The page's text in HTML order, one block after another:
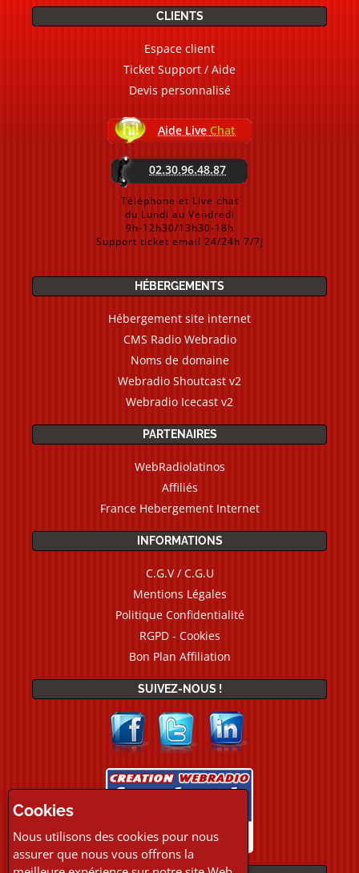
CLIENTS
Espace client
Ticket Support / Aide
Devis personnalisé
Aide Live Chat
02.30.96.48.87
Téléphone et Live chat
du Lundi au Vendredi
9h-12h30/13h30-18h
Support ticket email 24/24h 7/7j
HÉBERGEMENTS
Hébergement site internet
CMS Radio Webradio
Noms de domaine
Webradio Shoutcast v2
Webradio Icecast v2
PARTENAIRES
WebRadiolatinos
Affiliés
France Hebergement Internet
INFORMATIONS
C.G.V / C.G.U
Mentions Légales
Politique Confidentialité
RGPD - Cookies
Bon Plan Affiliation
SUIVEZ-NOUS !
Cookies
Nous utilisons des cookies pour nous
assurer que nous vous offrons la